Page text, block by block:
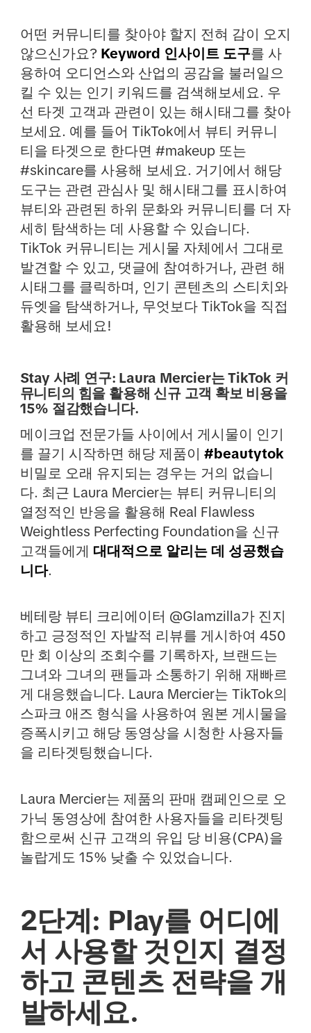
어떤 커뮤니티를 찾아야 할지 전혀 감이 오지
않으신가요? Keyword 인사이트 도구를 사
용하여 오디언스와 산업의 공감을 불러일으
킬 수 있는 인기 키워드를 검색해보세요. 우
선 타겟 고객과 관련이 있는 해시태그를 찾아
보세요. 예를 들어 TikTok에서 뷰티 커뮤니
티을 타겟으로 한다면 #makeup 또는
#skincare를 사용해 보세요. 거기에서 해당
도구는 관련 관심사 및 해시태그를 표시하여
뷰티와 관련된 하위 문화와 커뮤니티를 더 자
세히 탐색하는 데 사용할 수 있습니다.
TikTok 커뮤니티는 게시물 자체에서 그대로
발견할 수 있고, 댓글에 참여하거나, 관련 해
시태그를 클릭하며, 인기 콘텐츠의 스티치와
듀엣을 탐색하거나, 무엇보다 TikTok을 직접
활용해 보세요!
Stay 사례 연구: Laura Mercier는 TikTok 커
뮤니티의 힘을 활용해 신규 고객 확보 비용을
15% 절감했습니다.
메이크업 전문가들 사이에서 게시물이 인기
를 끌기 시작하면 해당 제품이
#beautytok
비밀로 오래 유지되는 경우는 거의 없습니
다. 최근 Laura Mercier는 뷰티 커뮤니티의
열정적인 반응을 활용해 Real Flawless
Weightless Perfecting Foundation을 신규
고객들에게 대대적으로 알리는 데 성공했습
니다.
베테랑 뷰티 크리에이터 @Glamzilla가 진지
하고 긍정적인 자발적 리뷰를 게시하여 450
만 회 이상의 조회수를 기록하자, 브랜드는
그녀와 그녀의 팬들과 소통하기 위해 재빠르
게 대응했습니다. Laura Mercier는 TikTok의
스파크 애즈 형식을 사용하여 원본 게시물을
증폭시키고 해당 동영상을 시청한 사용자들
을 리타겟팅했습니다.
Laura Mercier는 제품의 판매 캠페인으로 오
가닉 동영상에 참여한 사용자들을 리타겟팅
함으로써 신규 고객의 유입 당 비용(CPA)을
놀랍게도 15% 낮출 수 있었습니다.
2단계: Play를 어디에
서 사용할 것인지 결정
하고 콘텐츠 전략을 개
발하세요.